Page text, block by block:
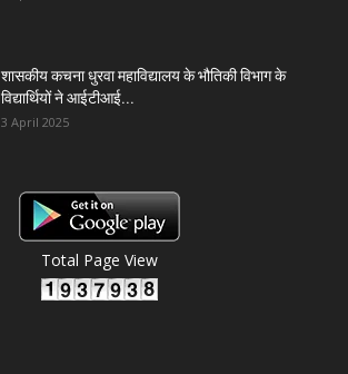
शासकीय कचना धुरवा महाविद्यालय के भौतिकी विभाग के
विद्यार्थियों ने आईटीआई...
3 April 2025
Total Page View